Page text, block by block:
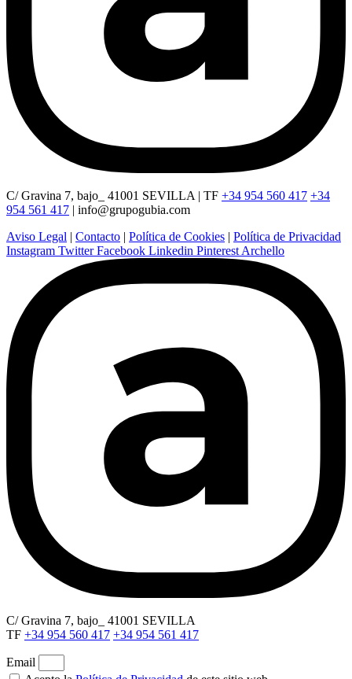
C/ Gravina 7, bajo_ 41001 SEVILLA | TF +34 954 560 417 +34
954 561 417 | info@grupogubia.com
Aviso Legal | Contacto | Política de Cookies | Política de Privacidad
Instagram Twitter Facebook Linkedin Pinterest Archello
C/ Gravina 7, bajo_ 41001 SEVILLA
TF +34 954 560 417 +34 954 561 417
Email